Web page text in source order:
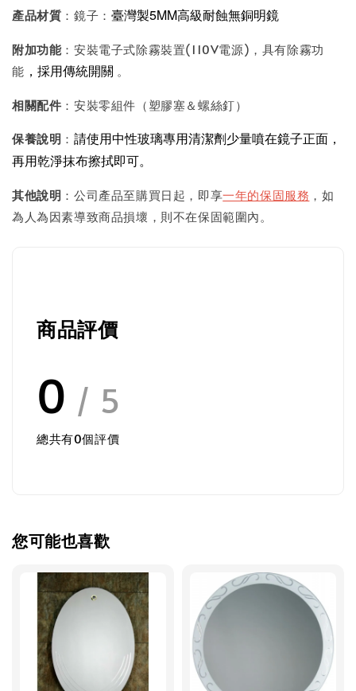
產品材質 ：鏡子： 臺灣製5MM高級耐蝕無銅明鏡
附加功能：安裝電子式除霧裝置(110V電源)，具有除霧功
能 ，採用傳統開關 。
相關配件 ：安裝零組件（塑膠塞＆螺絲釘）
保養說明 ：請使用中性玻璃專用清潔劑少量噴在鏡子正面，
再用乾淨抹布擦拭即可。
其他說明 ：公司產品至購買日起，即享一年的保固服務 ，如
為人為因素導致商品損壞，則不在保固範圍內。
商品評價
0 / 5
總共有0個評價
您可能也喜歡